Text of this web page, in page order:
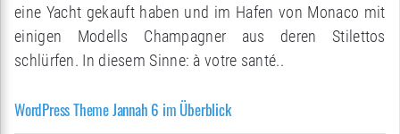
eine Yacht gekauft haben und im Hafen von Monaco mit
einigen Modells Champagner aus deren Stilettos
schlürfen. In diesem Sinne: à votre santé..
WordPress Theme Jannah 6 im Überblick